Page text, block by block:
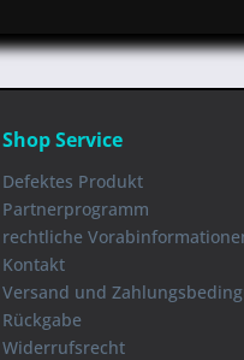
Shop Service
Defektes Produkt
Partnerprogramm
rechtliche
Kontakt
Versand und
Rückgabe
Widerrufsrecht